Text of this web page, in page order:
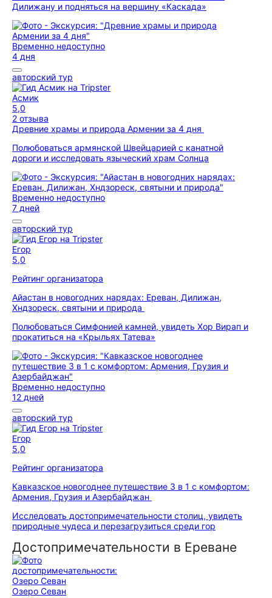
Дилижану и подняться на вершину «Каскада»
Временно недоступно
4 дня
авторский тур
Асмик
5,0
2 отзыва
Древние храмы и природа Армении за 4 дня
Полюбоваться армянской Швейцарией с канатной
дороги и исследовать языческий храм Солнца
Временно недоступно
7 дней
авторский тур
Егор
5,0
Рейтинг организатора
Айастан в новогодних нарядах: Ереван, Дилижан,
Хндзореск, святыни и природа
Полюбоваться Симфонией камней, увидеть Хор Вирап и
прокатиться на «Крыльях Татева»
Временно недоступно
12 дней
авторский тур
Егор
5,0
Рейтинг организатора
Кавказское новогоднее путешествие 3 в 1 с комфортом:
Армения, Грузия и Азербайджан
Исследовать достопримечательности столиц, увидеть
природные чудеса и перезагрузиться среди гор
Достопримечательности в Ереване
Озеро Севан